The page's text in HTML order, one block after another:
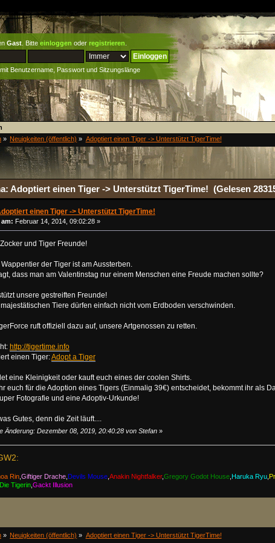
Gast . Bitte einloggen oder registrieren
Benutzername, Passwort und Sitzungslänge
» Neuigkeiten (öffentlich) » Adoptiert einen Tiger -> Unterstützt TigerTime!
Adoptiert einen Tiger -> Unterstützt TigerTime! (Gelesen
einen Tiger -> Unterstützt TigerTime!
am: Februar 14, 2014, 09:02:28 »
und Tiger Freunde!
der Tiger ist am Aussterben.
dass man am Valentinstag nur einem Menschen eine Freude machen sollte?
unsere gestreiften Freunde!
Tiere dürfen einfach nicht vom Erdboden verschwinden.
ruft offiziell dazu auf, unsere Artgenossen zu retten.
http://tigertime.info
einen Tiger:Adopt a Tiger
eine Kleinigkeit oder kauft euch eines der coolen Shirts.
euch für die Adoption eines Tigers (Einmalig 39€) entscheidet, bekommt ihr als
Fotografie und eine Adoptiv-Urkunde!
Gutes, denn die Zeit läuft....
Änderung: Dezember 08, 2019, 20:40:28 von Stefan»
Rin, Giftiger Drache, Devils Mouse, Anakin Nightfalker,Gregory Godot House, Haruka Ryu,
Tigerin, Gackt Illusion
» Neuigkeiten (öffentlich) » Adoptiert einen Tiger -> Unterstützt TigerTime!